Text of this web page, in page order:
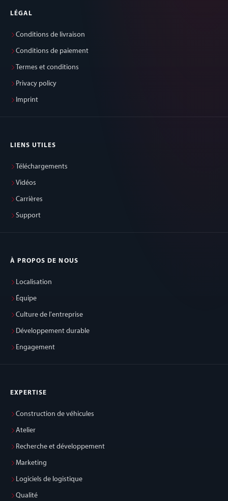
LÉGAL
Conditions de livraison
Conditions de paiement
Termes et conditions
Privacy policy
Imprint
LIENS UTILES
Téléchargements
Vidéos
Carrières
Support
À PROPOS DE NOUS
Localisation
Équipe
Culture de l'entreprise
Développement durable
Engagement
EXPERTISE
Construction de véhicules
Atelier
Recherche et développement
Marketing
Logiciels de logistique
Qualité